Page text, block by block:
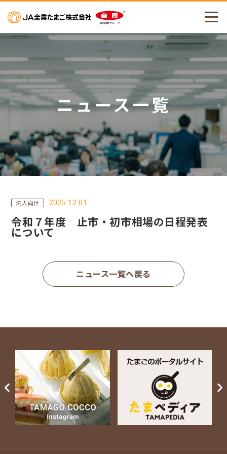
メニューを開く
ニュース一覧
法人向け 2025.12.01
令和７年度 止市・初市相場の日程発表
について
ニュース一覧へ戻る